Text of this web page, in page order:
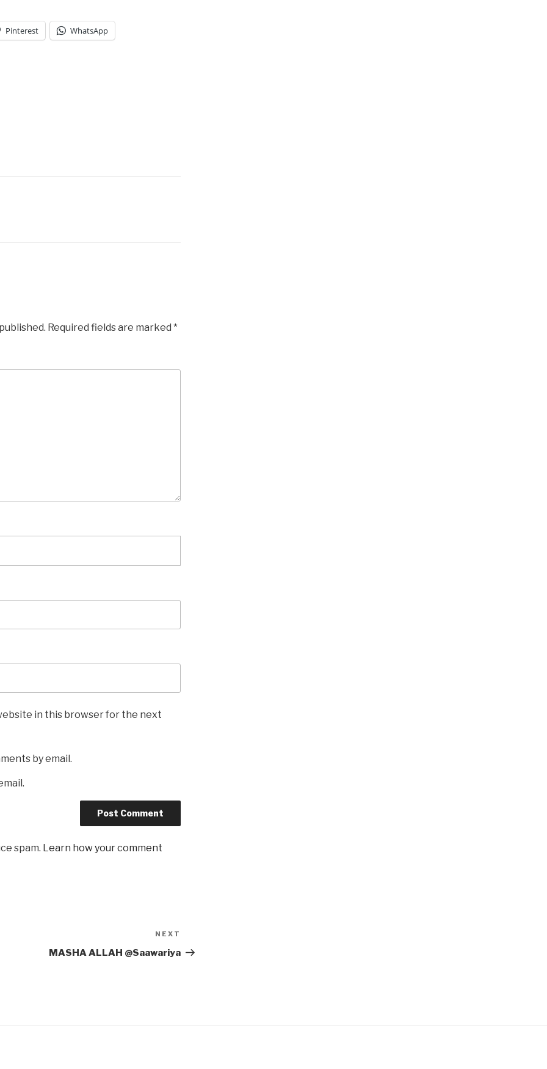
Pinterest WhatsApp
Required fields are marked *
in this browser for the next
by email.
spam. Learn how your comment
Post
NEXT
MASHA ALLAH @Saawariya